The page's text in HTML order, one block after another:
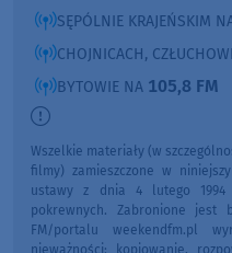
SĘPÓLNIE KRAJEŃSKIM
CHOJNICACH,
BYTOWIE NA 105,8 FM
Wszelkie materiały (w
filmy) zamieszczone w
ustawy z dnia 4 lutego
pokrewnych. Zabronione jest
FM/portalu weekendfm.pl
nieważności: kopiowanie,